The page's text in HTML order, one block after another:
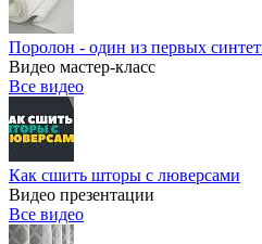
Поролон - один из первых
Видео мастер-класс
Все видео
Как сшить шторы с люверсами
Видео презентации
Все видео